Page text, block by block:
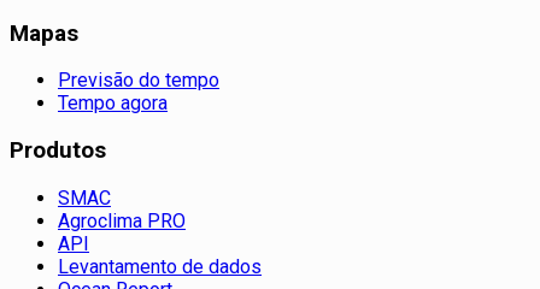
Mapas
Previsão do tempo
Tempo agora
Produtos
SMAC
Agroclima PRO
API
Levantamento de dados